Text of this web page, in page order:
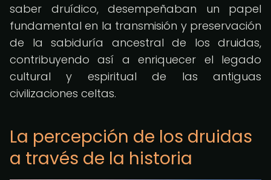
saber druídico, desempeñaban un papel
fundamental en la transmisión y preservación
de la sabiduría ancestral de los druidas,
contribuyendo así a enriquecer el legado
cultural y espiritual de las antiguas
civilizaciones celtas.
La percepción de los druidas
a través de la historia